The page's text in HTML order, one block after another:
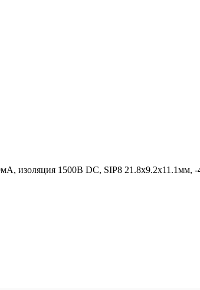
изоляция 1500В DC, SIP8 21.8х9.2х11.1мм, -